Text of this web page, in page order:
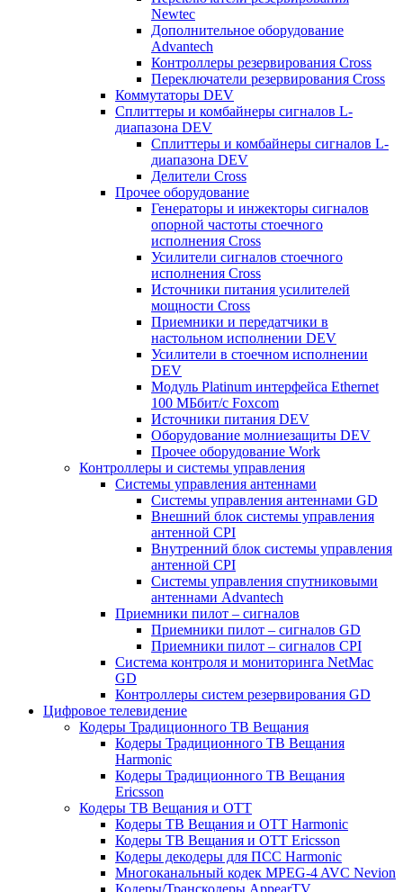
Newtec
Дополнительное оборудование
Advantech
Контроллеры резервирования Cross
Переключатели резервирования Cross
Коммутаторы DEV
Сплиттеры и комбайнеры сигналов L-
диапазона DEV
Сплиттеры и комбайнеры сигналов L-
диапазона DEV
Делители Cross
Прочее оборудование
Генераторы и инжекторы сигналов
опорной частоты стоечного
исполнения Cross
Усилители сигналов стоечного
исполнения Cross
Источники питания усилителей
мощности Cross
Приемники и передатчики в
настольном исполнении DEV
Усилители в стоечном исполнении
DEV
Модуль Platinum интерфейса Ethernet
100 МБбит/с Foxcom
Источники питания DEV
Оборудование молниезащиты DEV
Прочее оборудование Work
Контроллеры и системы управления
Системы управления антеннами
Системы управления антеннами GD
Внешний блок системы управления
антенной CPI
Внутренний блок системы управления
антенной CPI
Системы управления спутниковыми
антеннами Advantech
Приемники пилот – сигналов
Приемники пилот – сигналов GD
Приемники пилот – сигналов CPI
Система контроля и мониторинга NetMac
GD
Контроллеры систем резервирования GD
Цифровое телевидение
Кодеры Традиционного ТВ Вещания
Кодеры Традиционного ТВ Вещания
Harmonic
Кодеры Традиционного ТВ Вещания
Ericsson
Кодеры ТВ Вещания и ОТТ
Кодеры ТВ Вещания и ОТТ Harmonic
Кодеры ТВ Вещания и ОТТ Ericsson
Кодеры декодеры для ПСС Harmonic
Многоканальный кодек MPEG-4 AVC Nevion
Кодеры/Транскодеры AppearTV